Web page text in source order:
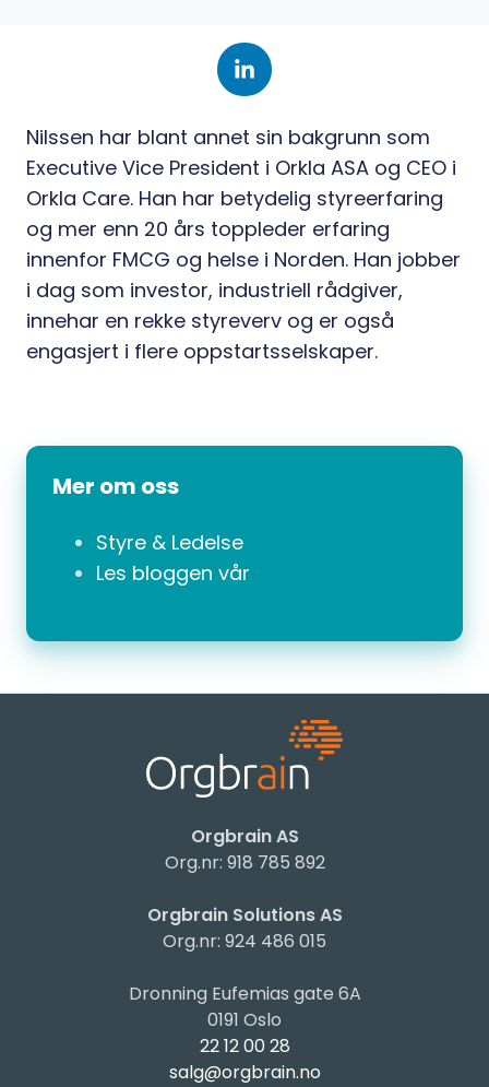
Nilssen har blant annet sin bakgrunn som
Executive Vice President i Orkla ASA og CEO i
Orkla Care. Han har betydelig styreerfaring
og mer enn 20 års toppleder erfaring
innenfor FMCG og helse i Norden. Han jobber
i dag som investor, industriell rådgiver,
innehar en rekke styreverv og er også
engasjert i flere oppstartsselskaper.
Mer om oss
Styre & Ledelse
Les bloggen vår
Orgbrain AS
Org.nr: 918 785 892
Orgbrain Solutions AS
Org.nr: 924 486 015
Dronning Eufemias gate 6A
0191 Oslo
22 12 00 28
salg@orgbrain.no